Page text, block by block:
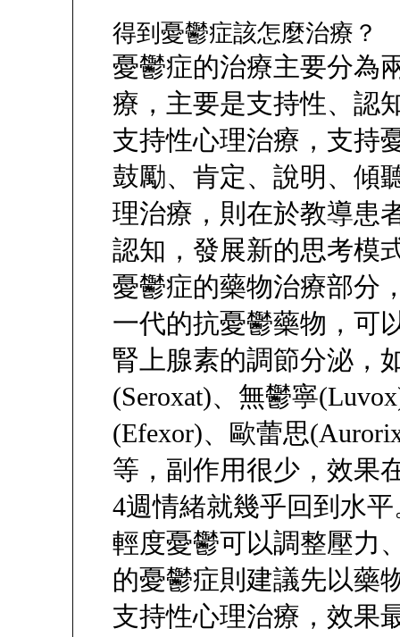
得到憂鬱症該怎麼治療？
憂鬱症的治療主要分為
療，主要是支持性、認
支持性心理治療，支持
鼓勵、肯定、說明、傾
理治療，則在於教導患
認知，發展新的思考模
憂鬱症的藥物治療部分
一代的抗憂鬱藥物，可
腎上腺素的調節分泌，
(Seroxat)、無鬱寧
(Efexor)、歐蕾思
等，副作用很少，效果
4週情緒就幾乎回到水平
輕度憂鬱可以調整壓力
的憂鬱症則建議先以藥
支持性心理治療，效果